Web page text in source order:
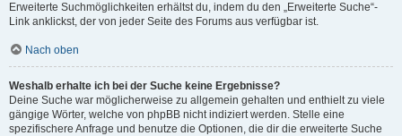
Erweiterte Suchmöglichkeiten erhältst du, indem du den „Erweiterte Suche“-
Link anklickst, der von jeder Seite des Forums aus verfügbar ist.
Nach oben
Weshalb erhalte ich bei der Suche keine Ergebnisse?
Deine Suche war möglicherweise zu allgemein gehalten und enthielt zu viele
gängige Wörter, welche von phpBB nicht indiziert werden. Stelle eine
spezifischere Anfrage und benutze die Optionen, die dir die erweiterte Suche